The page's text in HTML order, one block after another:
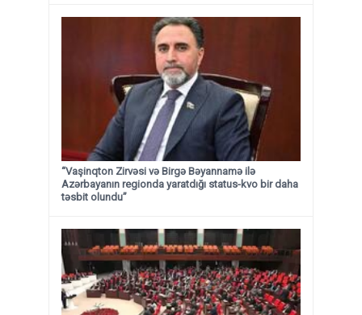
“Vaşinqton Zirvəsi və Birgə Bəyannamə ilə
Azərbayanın regionda yaratdığı status-kvo bir daha
təsbit olundu”